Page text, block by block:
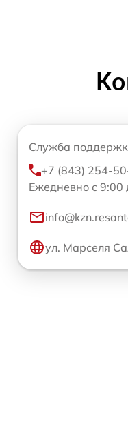
Служба
+7 (843) 254-
Ежедневно с 9:00
ул. Марселя